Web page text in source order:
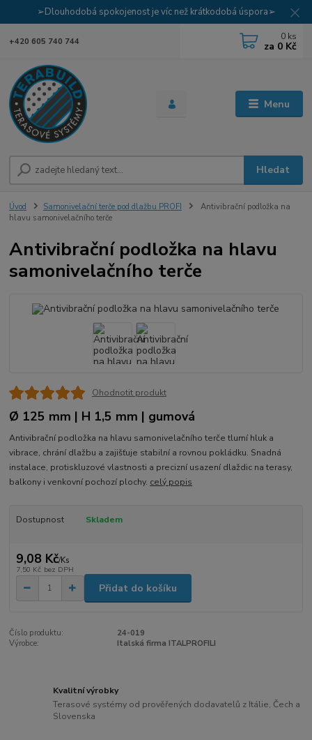
➢Dlouhodobá spokojenost je víc než krátkodobá úspora➢
Menu
Hledat
+420 605 740 744 0 ks
za 0 Kč
Úvod Samonivelační terče pod dlažbu PROFI
Antivibrační podložka na
hlavu samonivelačního terče
Antivibrační podložka na hlavu
samonivelačního terče
Ohodnotit produkt
Ø 125 mm | H 1,5 mm | gumová
Antivibrační podložka na hlavu samonivelačního terče tlumí hluk a
vibrace, chrání dlažbu a zajišťuje stabilní a rovnou pokládku. Snadná
instalace, protiskluzové vlastnosti a precizní usazení dlaždic na terasy,
balkony i venkovní pochozí plochy. celý popis
Dostupnost Skladem
9,08 Kč/Ks
7,50 Kč bez DPH
Přidat do košíku
Číslo produktu:
24-019
Výrobce:
Italská firma ITALPROFILI
Kvalitní výrobky
Terasové systémy od prověřených dodavatelů z Itálie, Čech a
Slovenska